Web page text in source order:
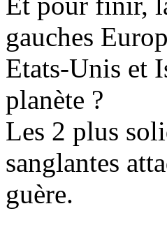
gauches
Etats-Unis et
planète ?
Les 2 plus
sanglantes
guère.